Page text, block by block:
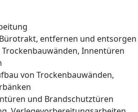
entfernen und entsorgen
Innentüren
von Trockenbauwänden,
und Brandschutztüren